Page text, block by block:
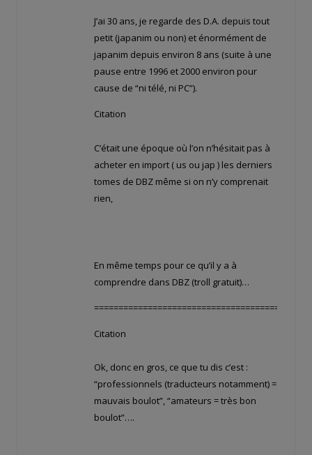
J’ai 30 ans, je regarde des D.A. depuis tout
petit (japanim ou non) et énormément de
japanim depuis environ 8 ans (suite à une
pause entre 1996 et 2000 environ pour
cause de “ni télé, ni PC”).
Citation
C’était une époque où l’on n’hésitait pas à
acheter en import ( us ou jap ) les derniers
tomes de DBZ même si on n’y comprenait
rien,
En même temps pour ce qu’il y a à
comprendre dans DBZ (troll gratuit)…
Citation
Ok, donc en gros, ce que tu dis c’est :
“professionnels (traducteurs notamment) =
mauvais boulot”, “amateurs = très bon
boulot”….